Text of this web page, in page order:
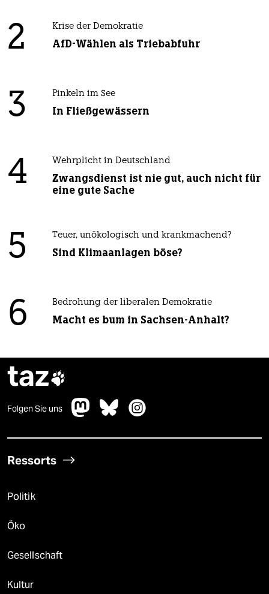
2 Krise der Demokratie
AfD-Wählen als Triebabfuhr
3 Pinkeln im See
In Fließgewässern
4 Wehrplicht in Deutschland
Zwangsdienst ist nie gut, auch nicht für
eine gute Sache
5 Teuer, unökologisch und krankmachend?
Sind Klimaanlagen böse?
6 Bedrohung der liberalen Demokratie
Macht es bum in Sachsen-Anhalt?
taz
Folgen Sie uns
Ressorts
Politik
Öko
Gesellschaft
Kultur